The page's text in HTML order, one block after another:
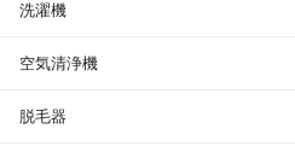
洗濯機
空気清浄機
脱毛器